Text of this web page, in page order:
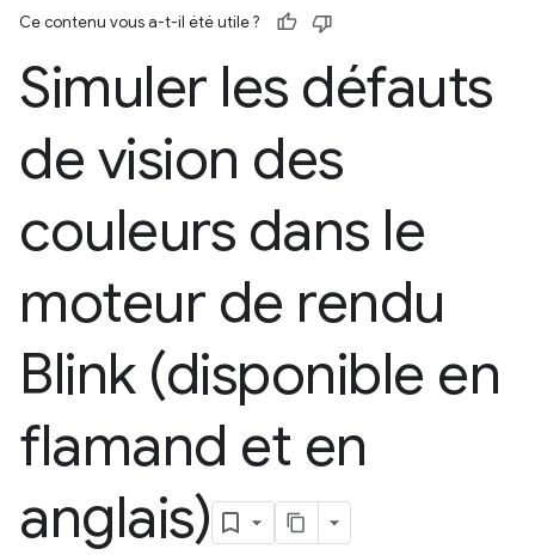
Ce contenu vous a-t-il été utile ?
Simuler les défauts
de vision des
couleurs dans le
moteur de rendu
Blink (disponible en
flamand et en
anglais)